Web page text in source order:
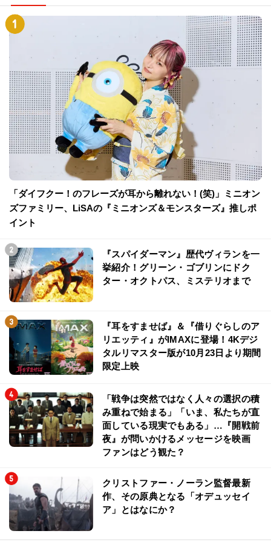
「ダイフクー！のフレーズが耳から離れない！(笑)」ミニオン
ズファミリー、LiSAの『ミニオンズ＆モンスターズ』推しポ
イント
『スパイダーマン』歴代ヴィランを一
挙紹介！グリーン・ゴブリンにドク
ター・オクトパス、ミステリオまで
『耳をすませば』＆『借りぐらしのア
リエッティ』がIMAXに登場！4Kデジ
タルリマスター版が10月23日より期間
限定上映
「戦争は突然ではなく人々の選択の積
み重ねで始まる」「いま、私たちが直
面している現実でもある」…『開戦前
夜』が問いかけるメッセージを映画
ファンはどう観た？
クリストファー・ノーラン監督最新
作、その原典となる「オデュッセイ
ア」とはなにか？